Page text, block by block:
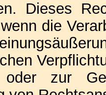
Dieses
die
oder zur